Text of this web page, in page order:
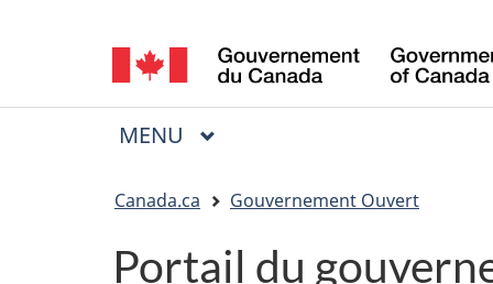
de
la
langue
Menu
MENU PRINCIPAL
Canada.ca Gouvernement Ouvert
Portail du